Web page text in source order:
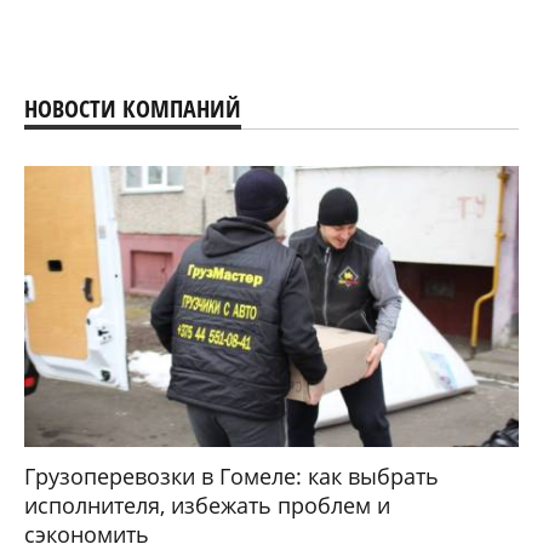
НОВОСТИ КОМПАНИЙ
Грузоперевозки в Гомеле: как выбрать
исполнителя, избежать проблем и
сэкономить